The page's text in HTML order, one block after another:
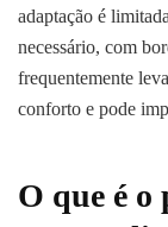
adaptação é
necessário, com
frequentemente
conforto e pode
O que é o